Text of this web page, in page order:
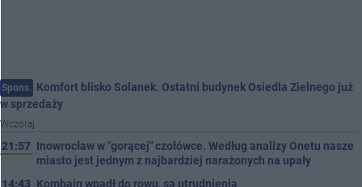
Spons. Komfort blisko Solanek. Ostatni budynek Osiedla Zielnego już
w sprzedaży
Wczoraj
21:57 Inowrocław w "gorącej" czołówce. Według analizy Onetu nasze
miasto jest jednym z najbardziej narażonych na upały
14:43 Kombajn wpadł do rowu, są utrudnienia